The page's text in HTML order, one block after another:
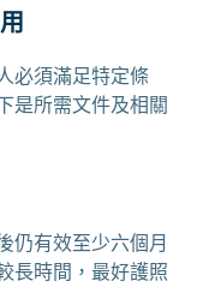
必須滿足特定條
是所需文件及相關
仍有效至少六個月
長時間，最好護照